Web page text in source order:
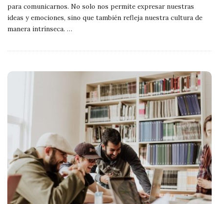
para comunicarnos. No solo nos permite expresar nuestras
ideas y emociones, sino que también refleja nuestra cultura de
manera intrínseca. …